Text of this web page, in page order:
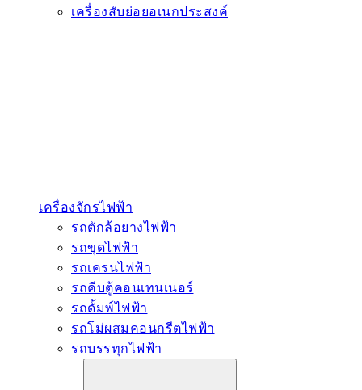
เครื่องสับย่อยอเนกประสงค์
เครื่องจักรไฟฟ้า
รถตักล้อยางไฟฟ้า
รถขุดไฟฟ้า
รถเครนไฟฟ้า
รถคีบตู้คอนเทนเนอร์
รถดั้มพ์ไฟฟ้า
รถโม่ผสมคอนกรีตไฟฟ้า
รถบรรทุกไฟฟ้า